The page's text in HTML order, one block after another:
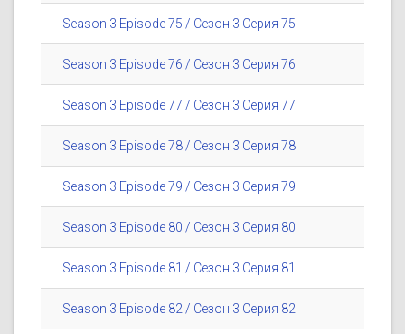
Season 3 Episode 75 / Сезон 3 Серия 75
Season 3 Episode 76 / Сезон 3 Серия 76
Season 3 Episode 77 / Сезон 3 Серия 77
Season 3 Episode 78 / Сезон 3 Серия 78
Season 3 Episode 79 / Сезон 3 Серия 79
Season 3 Episode 80 / Сезон 3 Серия 80
Season 3 Episode 81 / Сезон 3 Серия 81
Season 3 Episode 82 / Сезон 3 Серия 82